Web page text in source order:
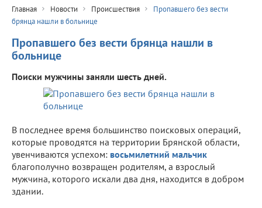
Главная Новости Происшествия
Пропавшего без вести
брянца нашли в больнице
Пропавшего без вести брянца нашли в
больнице
Поиски мужчины заняли шесть дней.
В последнее время большинство поисковых операций,
которые проводятся на территории Брянской области,
увенчиваются успехом: восьмилетний мальчик
благополучно возвращен родителям, а взрослый
мужчина, которого искали два дня, находится в добром
здании.